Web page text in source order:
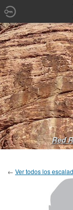
Red
← Ver todos los